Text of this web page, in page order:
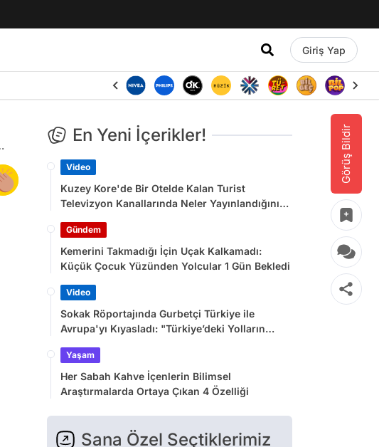
Giriş Yap
Görüş Bildir
En Yeni İçerikler!
Video
Kuzey Kore'de Bir Otelde Kalan Turist
Televizyon Kanallarında Neler Yayınlandığını
Gündem
Kemerini Takmadığı İçin Uçak Kalkamadı:
Küçük Çocuk Yüzünden Yolcular 1 Gün Bekledi
Video
Sokak Röportajında Gurbetçi Türkiye ile
Avrupa'yı Kıyasladı: "Türkiye’deki Yolların
Yaşam
Her Sabah Kahve İçenlerin Bilimsel
Araştırmalarda Ortaya Çıkan 4 Özelliği
Sana Özel Seçtiklerimiz